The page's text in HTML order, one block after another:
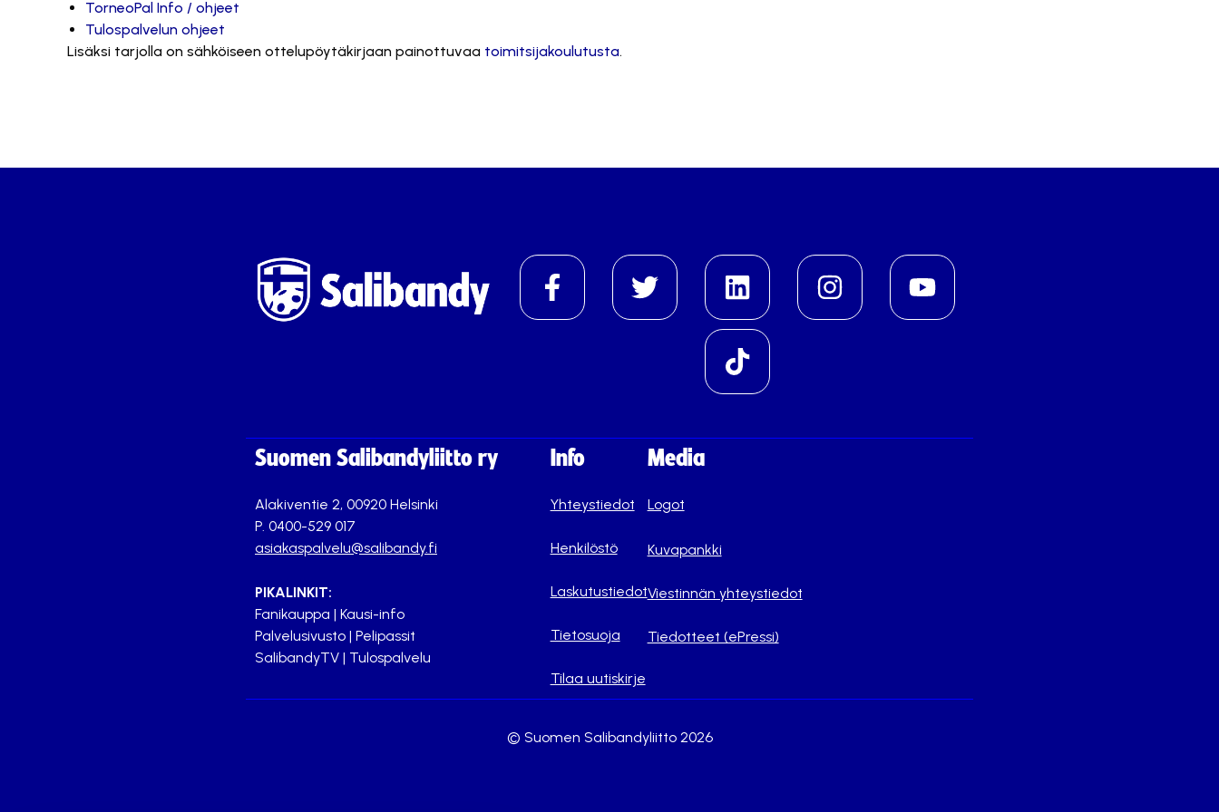
TorneoPal Info / ohjeet
Tulospalvelun ohjeet
Lisäksi tarjolla on sähköiseen ottelupöytäkirjaan painottuvaa toimitsijakoulutusta.
Suomen Salibandyliitto ry
Alakiventie 2, 00920 Helsinki
P. 0400-529 017
asiakaspalvelu@salibandy.fi
PIKALINKIT:
Fanikauppa | Kausi-info
Palvelusivusto | Pelipassit
SalibandyTV | Tulospalvelu
Info
Yhteystiedot
Henkilöstö
Laskutustiedot
Tietosuoja
Tilaa uutiskirje
Media
Logot
Kuvapankki
Viestinnän yhteystiedot
Tiedotteet (ePressi)
© Suomen Salibandyliitto 2026